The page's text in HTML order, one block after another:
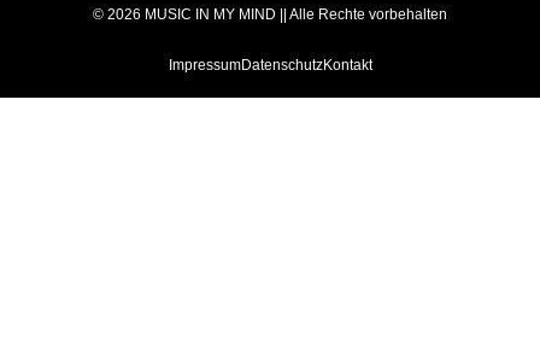
© 2026 MUSIC IN MY MIND || Alle Rechte vorbehalten
ImpressumDatenschutzKontakt